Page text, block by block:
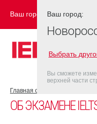
Ваш город:
Главная страница
ОБ ЭКЗАМЕНЕ
Ваш город:
Выбрать
Вы сможете
верхней части